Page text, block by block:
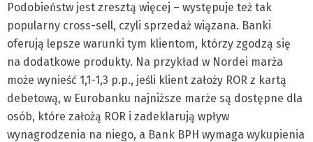
Podobieństw jest zresztą więcej – występuje też tak
popularny cross-sell, czyli sprzedaż wiązana. Banki
oferują lepsze warunki tym klientom, którzy zgodzą się
na dodatkowe produkty. Na przykład w Nordei marża
może wynieść 1,1-1,3 p.p., jeśli klient założy ROR z kartą
debetową, w Eurobanku najniższe marże są dostępne dla
osób, które założą ROR i zadeklarują wpływ
wynagrodzenia na niego, a Bank BPH wymaga wykupienia